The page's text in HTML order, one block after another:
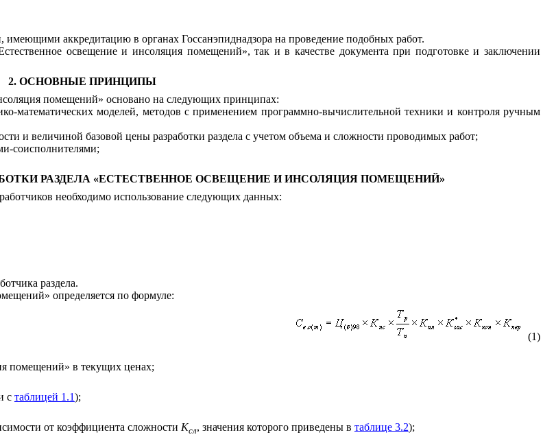
аккредитацию в органах Госсанэпиднадзора на проведение подобных работ.
освещение и инсоляция помещений», так и в качестве документа при подготовке и заключении
2. ОСНОВНЫЕ ПРИНЦИПЫ
помещений» основано на следующих принципах:
математических моделей, методов с применением программно-вычислительной техники и контроля ручным
и величиной базовой цены разработки раздела с учетом объема и сложности проводимых работ;
соисполнителями;
РАЗДЕЛА «ЕСТЕСТВЕННОЕ ОСВЕЩЕНИЕ И ИНСОЛЯЦИЯ ПОМЕЩЕНИЙ»
необходимо использование следующих данных:
раздела.
определяется по формуле:
(1)
помещений» в текущих ценах;
с таблицей 1.1);
от коэффициента сложности Ксл, значения которого приведены в таблице 3.2);